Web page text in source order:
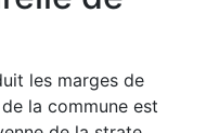
les marges de
la commune est